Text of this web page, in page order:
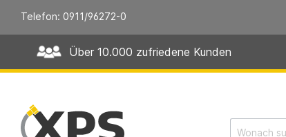
Telefon: 0911/96272-0
Über 10.000 zufriedene Kunden